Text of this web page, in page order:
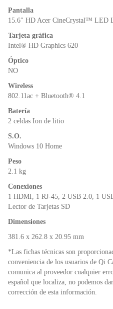
Pantalla
15.6″ HD Acer CineCrystal™ LED
Tarjeta gráfica
Intel® HD Graphics 620
Óptico
NO
Wireless
802.11ac + Bluetooth® 4.1
Batería
2 celdas Ion de litio
S.O.
Windows 10 Home
Peso
2.1 kg
Conexiones
1 HDMI, 1 RJ-45, 2 USB 2.0, 1
Lector de Tarjetas SD
Dimensiones
381.6 x 262.8 x 20.95 mm
*Las fichas técnicas son
conveniencia de los usuarios de Qi
comunica al proveedor cualquier
español que localiza, no podemos
corrección de esta información.